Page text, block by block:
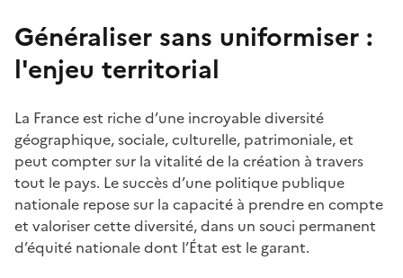
Généraliser sans uniformiser :
l'enjeu territorial
La France est riche d’une incroyable diversité
géographique, sociale, culturelle, patrimoniale, et
peut compter sur la vitalité de la création à travers
tout le pays. Le succès d’une politique publique
nationale repose sur la capacité à prendre en compte
et valoriser cette diversité, dans un souci permanent
d’équité nationale dont l’État est le garant.